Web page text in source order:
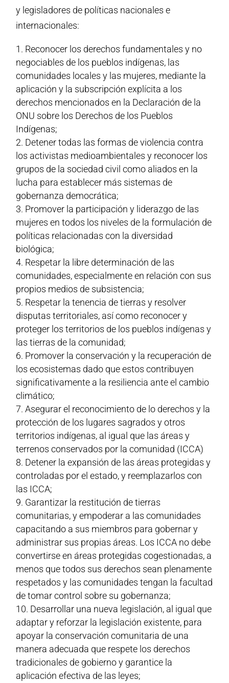
y legisladores de políticas nacionales e
internacionales:
Reconocer los derechos fundamentales y no
negociables de los pueblos indígenas, las
comunidades locales y las mujeres, mediante la
aplicación y la subscripción explícita a los
derechos mencionados en la Declaración de la
ONU sobre los Derechos de los Pueblos
Indígenas;
Detener todas las formas de violencia contra
los activistas medioambientales y reconocer los
grupos de la sociedad civil como aliados en la
lucha para establecer más sistemas de
gobernanza democrática;
Promover la participación y liderazgo de las
mujeres en todos los niveles de la formulación de
políticas relacionadas con la diversidad
biológica;
Respetar la libre determinación de las
comunidades, especialmente en relación con sus
propios medios de subsistencia;
Respetar la tenencia de tierras y resolver
disputas territoriales, así como reconocer y
proteger los territorios de los pueblos indígenas y
las tierras de la comunidad;
Promover la conservación y la recuperación de
los ecosistemas dado que estos contribuyen
significativamente a la resiliencia ante el cambio
climático;
Asegurar el reconocimiento de lo derechos y la
protección de los lugares sagrados y otros
territorios indígenas, al igual que las áreas y
terrenos conservados por la comunidad (ICCA)
Detener la expansión de las áreas protegidas y
controladas por el estado, y reemplazarlos con
las ICCA;
Garantizar la restitución de tierras
comunitarias, y empoderar a las comunidades
capacitando a sus miembros para gobernar y
administrar sus propias áreas. Los ICCA no debe
convertirse en áreas protegidas cogestionadas, a
menos que todos sus derechos sean plenamente
respetados y las comunidades tengan la facultad
de tomar control sobre su gobernanza;
Desarrollar una nueva legislación, al igual que
adaptar y reforzar la legislación existente, para
apoyar la conservación comunitaria de una
manera adecuada que respete los derechos
tradicionales de gobierno y garantice la
aplicación efectiva de las leyes;